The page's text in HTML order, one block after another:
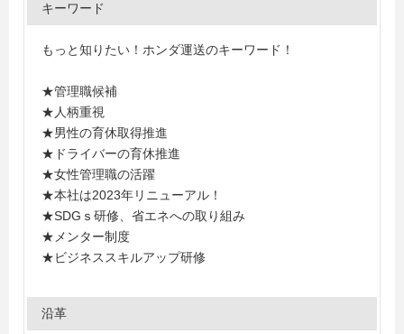
キーワード
もっと知りたい！ホンダ運送のキーワード！
★管理職候補
★人柄重視
★男性の育休取得推進
★ドライバーの育休推進
★女性管理職の活躍
★本社は2023年リニューアル！
★SDGｓ研修、省エネへの取り組み
★メンター制度
★ビジネススキルアップ研修
沿革